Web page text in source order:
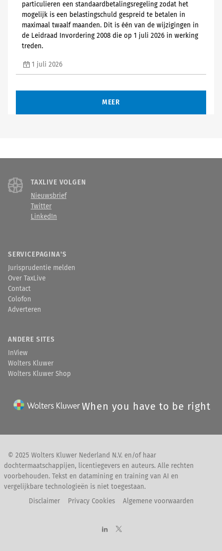
particulieren een standaardbetalingsregeling zodat het
mogelijk is een belastingschuld gespreid te betalen in
maximaal twaalf maanden. Dit is één van de wijzigingen in
de Leidraad Invordering 2008 die op 1 juli 2026 in werking
treden.
1 juli 2026
MEER
TAXLIVE VOLGEN
Nieuwsbrief
Twitter
LinkedIn
SERVICEPAGINA'S
Jurisprudentie melden
Over TaxLive
Contact
Colofon
Adverteren
ANDERE SITES
InView
Wolters Kluwer
Wolters Kluwer Shop
When you have to be right
© 2025 Wolters Kluwer Nederland N.V. en/of haar
dochtermaatschappijen, licentiegevers en auteurs. Alle rechten
voorbehouden. Tekst en datamining en training van AI en
vergelijkbare technologieën is niet toegestaan.
Disclaimer
Privacy Cookies Algemene voorwaarden